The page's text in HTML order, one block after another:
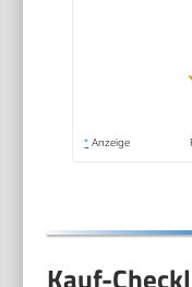
* Anzeige